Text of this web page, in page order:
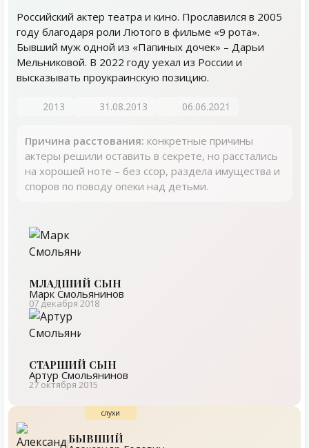
Российский актер театра и кино. Прославился в 2005
году благодаря роли Лютого в фильме «9 рота».
Бывший муж одной из «Папиных дочек» – Дарьи
Мельниковой. В 2022 году уехал из России и
высказывать проукраинскую позицию.
2013 31.08.2013 06.06.2021
Причина расстования: конкретные причины
актеры решили оставить в секрете, но расстались
на хорошей ноте – без ссор, раздела имущества и
споров по поводу опеки над детьми.
МЛАДШИЙ СЫН
Марк Смольянинов
07 декабря 2018
СТАРШИЙ СЫН
Артур Смольянинов
27 октября 2015
БЫВШИЙ